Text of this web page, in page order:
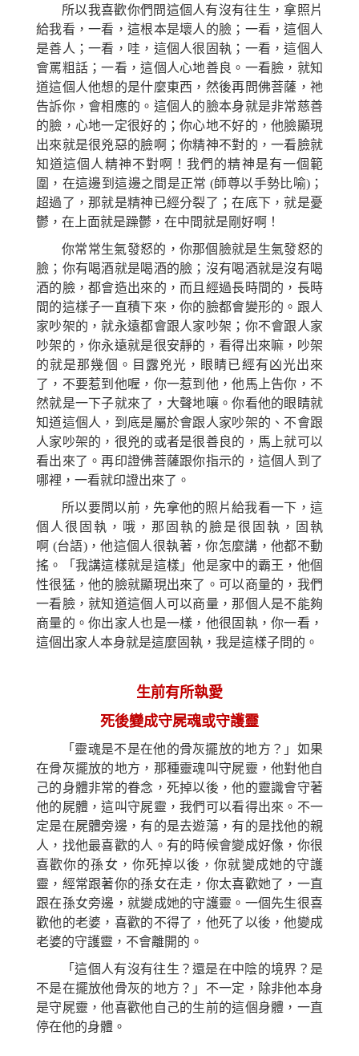
所以我喜歡你們問這個人有沒有往生，拿照片
給我看，一看，這根本是壞人的臉；一看，這個人
是善人；一看， 哇， 這個人很固執；一看，這個人
會罵粗話；一看，這個人心地善良。一看臉，就知
道這個人他想的是什麼東西，然後再問佛菩薩，祂
告訴你，會相應的 。 這個 人的臉本身就是非常慈善
的臉，心地一定很好的；你心地不好的，他臉顯現
出來就是很兇惡的臉啊； 你精神不對的，一看臉就
知道這個人精神不對啊！我們的精神是有一個範
圍，在這邊到這邊之間是正常(師尊以手勢比喻)；
超過了，那就是精神已經分裂了；在底下，就是憂
鬱，在上面就是躁鬱，在中間就是剛好啊！
你常常生氣發怒的，你那個臉就是生氣發怒的
臉；你有喝酒就是喝酒的臉；沒有喝酒就是沒有喝
酒的臉，都會造出來的，而且經過長時間的，長時
間的這樣子一直積下來，你的臉都會變形的。跟人
家吵架的，就永遠都會跟人家吵架；你不會跟人家
吵架的，你永遠就是很安靜的，看得出來嘛，吵架
的就是那幾個。目露兇光，眼睛已經有凶光出來
了，不要惹到他喔，你一惹到他，他馬上告你，不
然就是一下子就來了，大聲地嚷。你看他的眼睛就
知道這個人，到底是屬於會跟人家吵架的、不會跟
人家吵架的，很兇的或者是很善良的，馬上就可以
看出來了。再印證佛菩薩跟你指示的，這個人到了
哪裡，一看就印證出來了。
所以要問以前，先拿他的照片給我看一下，這
個人很固執，哦，那固執的臉是很固執，固執
啊 (台語)，他這個人很執著，你怎麼講，他都不動
搖 。「我講這樣就是這樣」他是家中的霸王， 他個
性很猛，他的臉就顯現出來了。可以商量的，我們
一看臉，就知道這個人可以商量，那個人是不能夠
商量的。你出家人也是一樣，他很固執，你一看，
這個出家人本身就是這麼固執，我是這樣子問的。
生前有所執愛
死後變成守屍魂或守護靈
「靈魂是不是在他的骨灰擺放的地方？」如果
在骨灰擺放的地方，那種靈魂叫守屍靈，他對他自
己的身體非常的眷念，死掉以後，他的靈識會守著
他的屍體，這叫守屍靈，我們可以看得出來。不一
定是在屍體旁邊，有的是去遊蕩，有的是找他的親
人，找他最喜歡的人。有的時候會變成好像，你很
喜歡你的孫女，你死掉以後，你就變成她的守護
靈，經常跟著你的孫女在走，你太喜歡她了，一直
跟在孫女旁邊，就變成她的守護靈。一個先生很喜
歡他的老婆，喜歡的不得了，他死了以後，他變成
老婆的守護靈，不會離開的。
「這個人有沒有往生？還是在中陰的境界？是
不是在擺放他骨灰的地方？」不一定，除非他本身
是守屍靈，他喜歡他自己的生前的這個身體，一直
停在他的身體。